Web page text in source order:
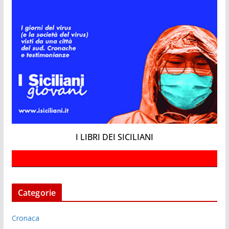
I LIBRI DEI SICILIANI
Categorie
Cronaca